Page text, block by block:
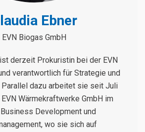
Ebner
EVN Biogas GmbH
derzeit Prokuristin bei der EVN
verantwortlich für Strategie und
dazu arbeitet sie seit Juli
Wärmekraftwerke GmbH im
Development und
wo sie sich auf